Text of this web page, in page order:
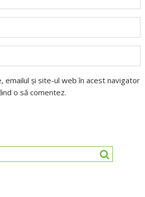
emailul și site-ul web în acest navigator
o să comentez.